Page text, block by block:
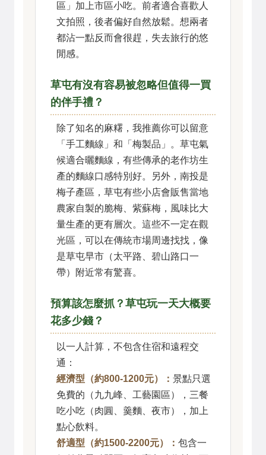
區」加上市區小吃。前者適合喜歡人
文拍照，後者偏好自然放鬆。想兩者
都沾一點反而會很趕，失去旅行的悠
閒感。
草屯有沒有容易被忽略但值得一買
的伴手禮？
除了知名的麻糬，我推薦你可以留意
「手工麵線」和「梅製品」。草屯氣
候適合曬麵線，有些傳承的老作坊生
產的麵線口感特別好。另外，南投是
梅子產區，草屯有些小店會販售當地
農家自製的脆梅、紫蘇梅，風味比大
量生產的更有層次。這些不一定在觀
光區，可以在傳統市場周邊找找，像
是草屯早市（太平路、碧山路口一
帶）附近常有驚喜。
預算該怎麼抓？草屯玩一天大概要
花多少錢？
以一人計算，不包含住宿和遠程交
通：
經濟型（約800-1200元）： 景點只選
免費的（九九峰、工藝園區），三餐
吃小吃（肉圓、羹麵、夜市），加上
點心飲料。
舒適型（約1500-2200元）： 包含一